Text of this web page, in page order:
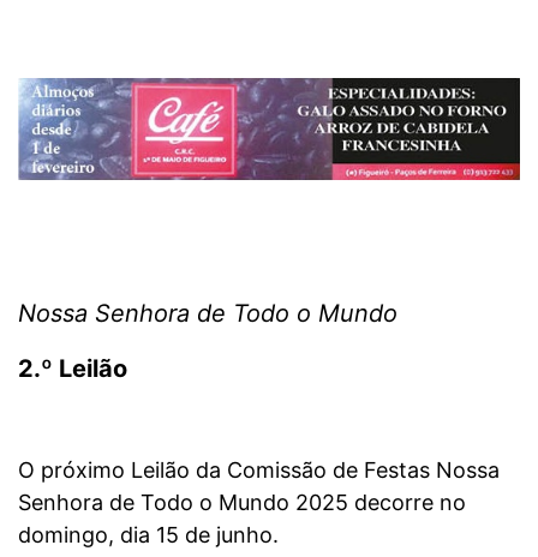
Nossa Senhora de Todo o Mundo
2.º Leilão
O próximo Leilão da Comissão de Festas Nossa
Senhora de Todo o Mundo 2025 decorre no
domingo, dia 15 de junho.